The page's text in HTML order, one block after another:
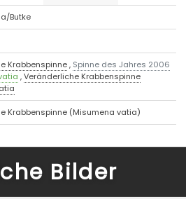
Butke
Krabbenspinne, Spinne des Jahres 2006
,Veränderliche Krabbenspinne
Krabbenspinne (Misumena vatia)
Bilder